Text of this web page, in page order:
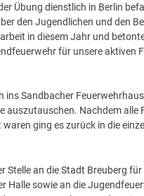
Übung dienstlich in Berlin
den Jugendlichen und den
in diesem Jahr und
für unsere aktiven
ins Sandbacher
auszutauschen. Nachdem alle
ging es zurück in die
Stelle an die Stadt Breuberg
Halle sowie an die